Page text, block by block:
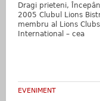
Dragi prieteni,
2005 Clubul Lions
membru al Lions Clubs
International – cea
EVENIMENT